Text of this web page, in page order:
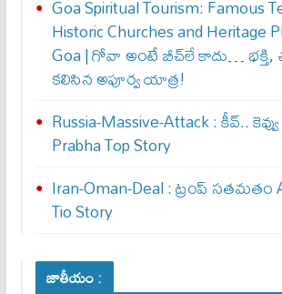
Goa Spiritual Tourism: Famous
Historic Churches and Heritage
Goa | గోవా అంటే బీచ్‌లే కాదు… భక్తి,
కలిసిన అపూర్వ యాత్ర!
Russia-Massive-Attack : కీవ్‌..
Prabha Top Story
Iran-Oman-Deal : ట్రంప్ స‌త‌మ‌తం
Tio Story
జాతీయం :